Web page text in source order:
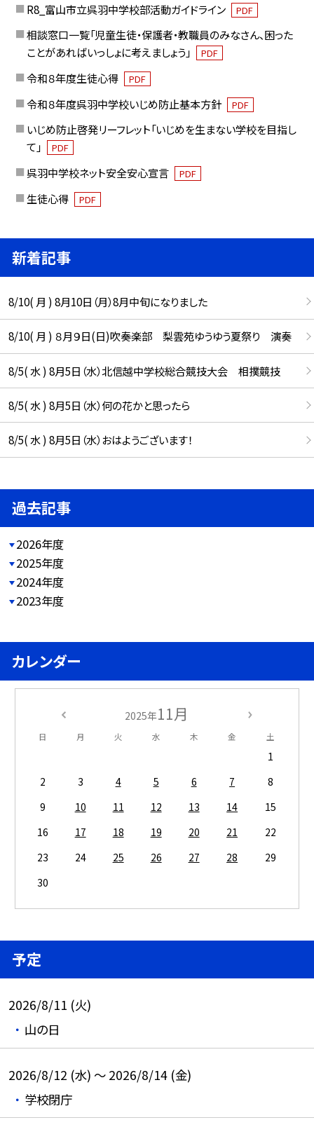
R8_富山市立呉羽中学校部活動ガイドライン PDF
相談窓口一覧「児童生徒・保護者・教職員のみなさん、困った
ことがあればいっしょに考えましょう」
PDF
令和８年度生徒心得 PDF
令和８年度呉羽中学校いじめ防止基本方針 PDF
いじめ防止啓発リーフレット「いじめを生まない学校を目指し
て」
PDF
呉羽中学校ネット安全安心宣言 PDF
生徒心得 PDF
新着記事
8/10( 月 ) 8月10日（月）8月中旬になりました
8/10( 月 ) ８月９日(日)吹奏楽部 梨雲苑ゆうゆう夏祭り 演奏
8/5( 水 ) 8月5日（水）北信越中学校総合競技大会 相撲競技
8/5( 水 ) 8月5日（水）何の花かと思ったら
8/5( 水 ) 8月5日（水）おはようございます！
過去記事
2026年度
2025年度
2024年度
2023年度
カレンダー
2025年11月
日 月 火 水 木 金 土
1
2
3 4 5 6 7
8
9
10 11 12 13 14
15
16
17 18 19 20 21
22
23
24 25 26 27 28
29
30
予定
2026/8/11 (火)
山の日
2026/8/12 (水) ～ 2026/8/14 (金)
学校閉庁